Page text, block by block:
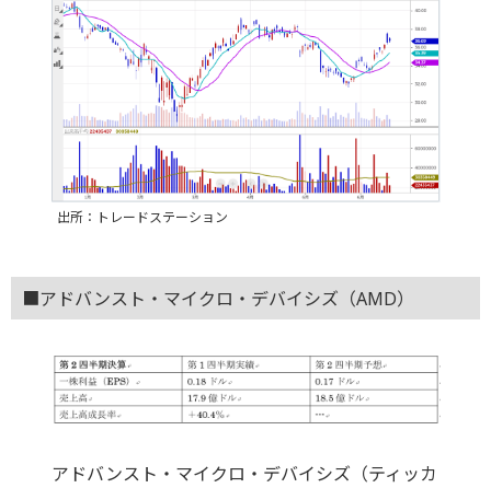
出所：トレードステーション
■アドバンスト・マイクロ・デバイシズ（AMD）
アドバンスト・マイクロ・デバイシズ（ティッカ